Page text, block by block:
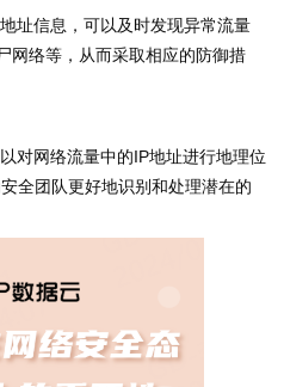
址信息，可以及时发现异常流量
网络等，从而采取相应的防御措
对网络流量中的IP地址进行地理位
全团队更好地识别和处理潜在的